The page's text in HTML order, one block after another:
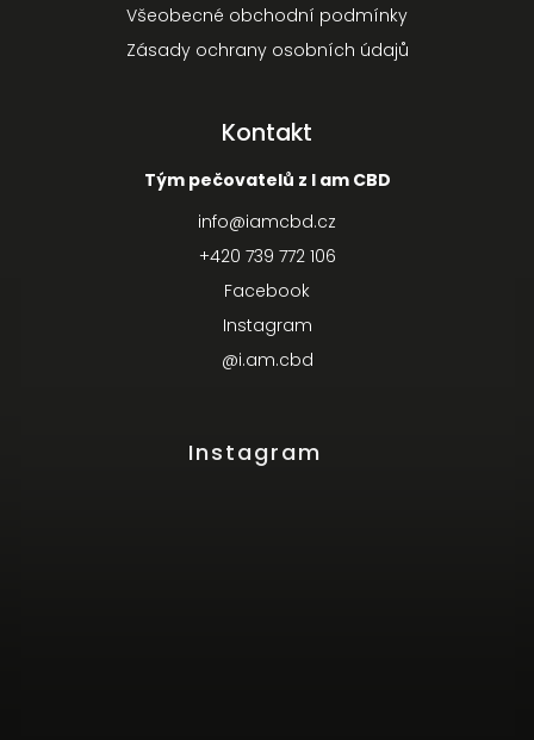
Instagram
Všeobecné obchodní podmínky
Zásady ochrany osobních údajů
Kontakt
Tým pečovatelů z I am CBD
info@iamcbd.cz
+420 739 772 106
Facebook
Instagram
@i.am.cbd